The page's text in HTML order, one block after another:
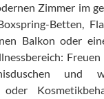
Zimmer im
Betten,
Balkon oder
Freuen
und